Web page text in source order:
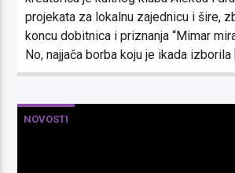
projekata za lokalnu zajednicu i šire,
koncu dobitnica i priznanja “Mimar
No, najjača borba koju je ikada izborila
NOVOSTI